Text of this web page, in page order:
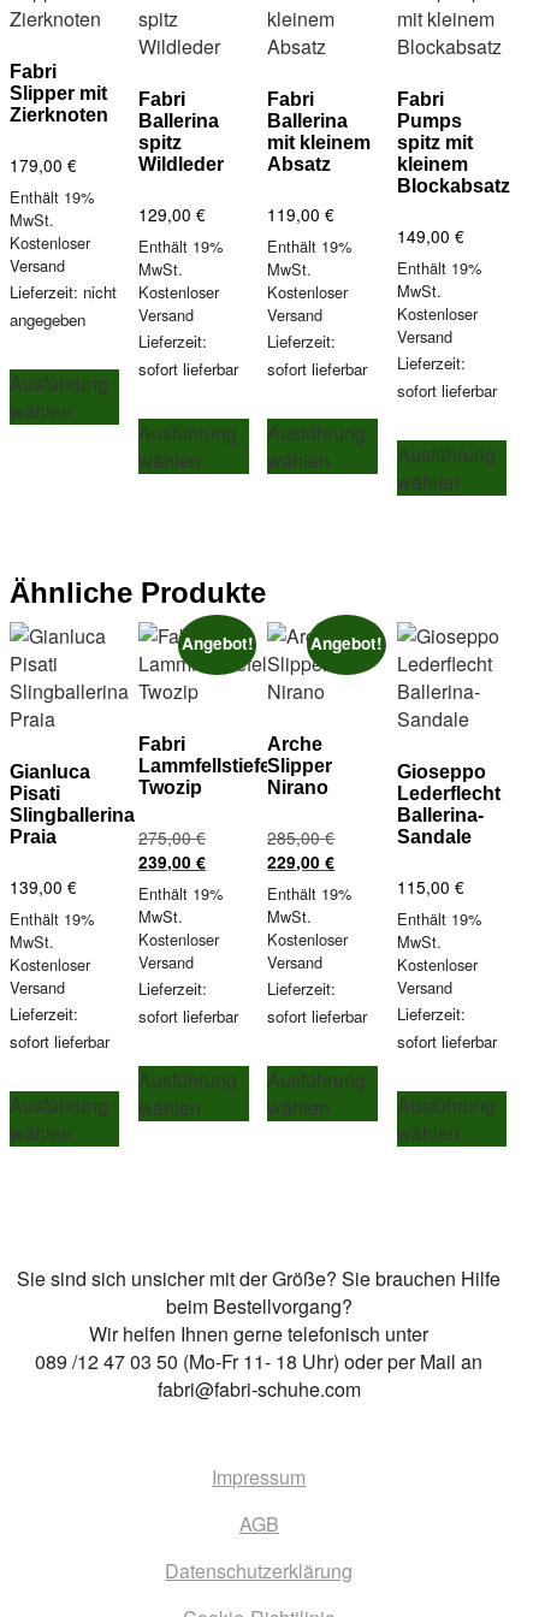
Fabri
Slipper mit
Zierknoten
179,00 €
Enthält 19%
MwSt.
Kostenloser
Versand
Lieferzeit: nicht
angegeben
Ausführung
wählen
Dieses
weist
mehrere
Varianten
können
auf
der
Produktseite
gewählt
Fabri
Ballerina
spitz
Wildleder
129,00€
Enthält 19%
MwSt.
Kostenloser
Versand
Lieferzeit:
sofort lieferbar
Ausführung
wählen
Dieses
Produkt
weist
Die
Optionen
können
auf
der
gewählt
werden
Fabri
Ballerina
mit kleinem
Absatz
119,00€
Enthält 19%
MwSt.
Kostenloser
Versand
Lieferzeit:
sofort lieferbar
Ausführung
wählen
Dieses
Produkt
weist
mehrere
können
auf
der
Produktseite
werden
Fabri
Pumps
spitz mit
kleinem
Blockabsatz
149,00 €
Enthält 19%
MwSt.
Kostenloser
Versand
Lieferzeit:
sofort lieferbar
Ausführung
wählen
Ähnliche Produkte
Gianluca
Pisati
Slingballerina
Praia
139,00 €
Enthält 19%
MwSt.
Kostenloser
Versand
Lieferzeit:
sofort lieferbar
Ausführung
wählen
Dieses
Produkt
weist
Optionen
können
auf
der
Produktseite
Angebot!
Fabri
Lammfellstiefelette
Twozip
275,00€Ursprünglicher
Preis
war:
275,00 €
239,00€Aktueller
Preis
239,00 €.
Enthält 19%
MwSt.
Kostenloser
Versand
Lieferzeit:
sofort lieferbar
Ausführung
wählen
Dieses
Produkt
weist
können
auf
der
Produktseite
gewählt
Angebot!
Arche
Slipper
Nirano
285,00€Ursprünglicher
Preis
war:
285,00 €
229,00€Aktueller
Preis
229,00 €.
Enthält 19%
MwSt.
Kostenloser
Versand
Lieferzeit:
sofort lieferbar
Ausführung
wählen
Dieses
Produkt
weist
mehrere
können
der
Produktseite
Gioseppo
Lederflecht
Ballerina-
Sandale
115,00 €
Enthält 19%
MwSt.
Kostenloser
Versand
Lieferzeit:
sofort lieferbar
Ausführung
wählen
Sie sind sich unsicher mit der Größe? Sie brauchen Hilfe
beim Bestellvorgang?
Wir helfen Ihnen gerne telefonisch unter
089 /12 47 03 50 (Mo-Fr 11- 18 Uhr) oder per Mail an
fabri@fabri-schuhe.com
Impressum
AGB
Datenschutzerklärung